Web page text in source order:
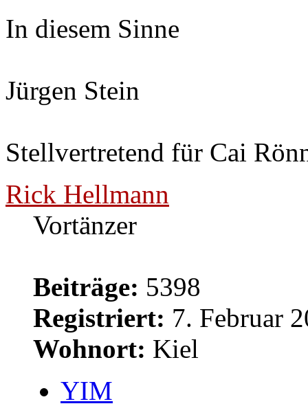
In diesem Sinne
Jürgen Stein
Stellvertretend für Cai
Rick Hellmann
Vortänzer
Beiträge: 5398
Registriert: 7. Februar
Wohnort: Kiel
YIM